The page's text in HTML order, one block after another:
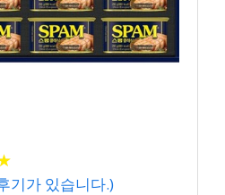
기가 있습니다.)